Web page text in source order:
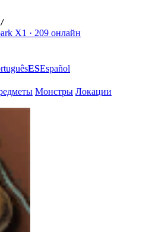
/
X1 · 209 онлайн
ESEspañol
Монстры Локации